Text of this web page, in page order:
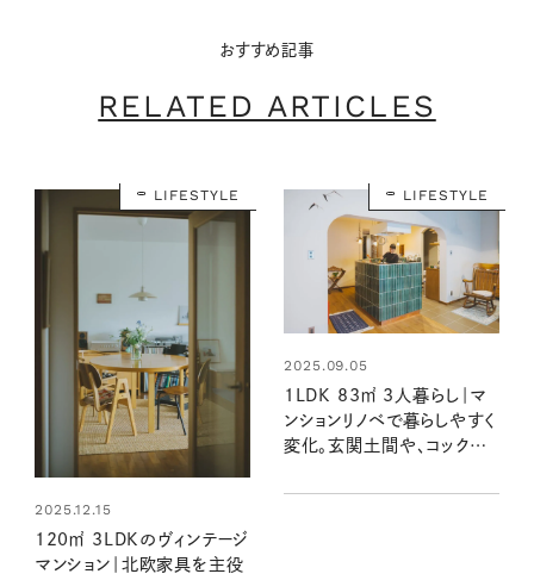
おすすめ記事
RELATED ARTICLES
LIFESTYLE
2025.12.15
120㎡ 3LDKのヴィンテージ
マンション｜北欧家具を主役
LIFESTYLE
2025.09.05
1LDK 83㎡ 3人暮らし｜マ
ンションリノベで暮らしやすく
変化。玄関土間や、コックピッ
使い勝手のよさもお気に入